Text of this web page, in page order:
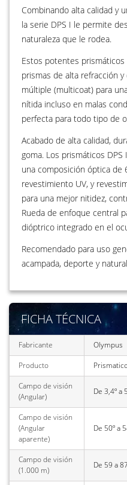
Combinando alta calidad y
la serie DPS I le permite
naturaleza que le rodea.
Estos potentes
prismas de alta refracción
múltiple (multicoat) para
nítida incluso en malas
perfecta para todo tipo de
Acabado de alta calidad,
goma. Los prismáticos
una composición óptica de
revestimiento UV, y
para una mejor nitidez,
Rueda de enfoque central
dióptrico integrado en el
Recomendado para uso
acampada, deporte y
FICHA TÉCNICA
Fabricante
Olympus
Producto
Campo de visión
(Angular)
De 3,4º a
Campo de visión
(Angular
aparente)
De 50º a
Campo de visión
(1.000 m)
De 59 a